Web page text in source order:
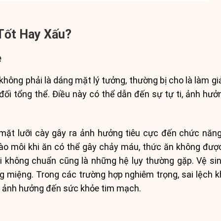
Hay Xấu?
phải là dáng mặt lý tưởng, thường bị cho là làm
tổng thể. Điều này có thể dẫn đến sự tự ti, ảnh
lưỡi cày gây ra ảnh hưởng tiêu cực đến chức
môi khi ăn có thể gây chảy máu, thức ăn không
không chuẩn cũng là những hệ lụy thường gặp. Vệ
miệng. Trong các trường hợp nghiêm trọng, sai lệch
hưởng đến sức khỏe tim mạch.